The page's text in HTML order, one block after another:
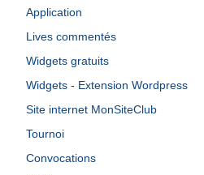
Application
Lives commentés
Widgets gratuits
Widgets - Extension Wordpress
Site internet MonSiteClub
Tournoi
Convocations